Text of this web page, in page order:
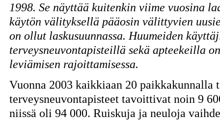
1998. Se näyttää kuitenkin viime vuosina
käytön välityksellä pääosin välittyvien
on ollut laskusuunnassa. Huumeiden
terveysneuvontapisteillä sekä apteekeilla
leviämisen rajoittamisessa.
Vuonna 2003 kaikkiaan 20 paikkakunnalla
terveysneuvontapisteet tavoittivat noin 9
niissä oli 94 000. Ruiskuja ja neuloja